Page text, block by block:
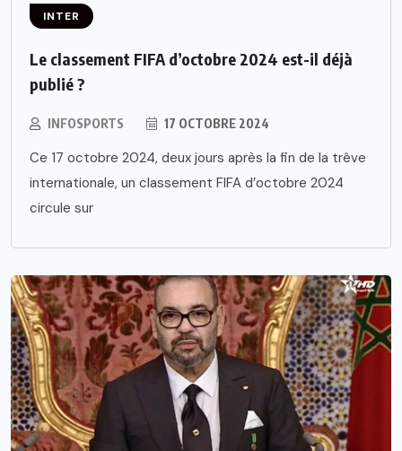
INTER
Le classement FIFA d’octobre 2024 est-il déjà
publié ?
INFOSPORTS 17 OCTOBRE 2024
Ce 17 octobre 2024, deux jours après la fin de la trêve
internationale, un classement FIFA d’octobre 2024
circule sur